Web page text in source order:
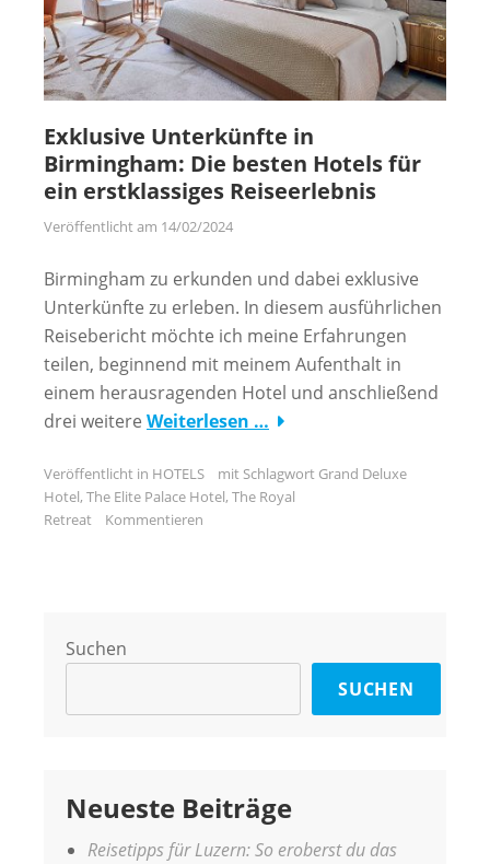
Exklusive Unterkünfte in
Birmingham: Die besten Hotels für
ein erstklassiges Reiseerlebnis
Veröffentlicht am 14/02/2024
Birmingham zu erkunden und dabei exklusive
Unterkünfte zu erleben. In diesem ausführlichen
Reisebericht möchte ich meine Erfahrungen
teilen, beginnend mit meinem Aufenthalt in
einem herausragenden Hotel und anschließend
drei weitere Weiterlesen …
Veröffentlicht in HOTELS mit Schlagwort Grand Deluxe
Hotel, The Elite Palace Hotel, The Royal
Retreat
Kommentieren
Suchen
SUCHEN
Neueste Beiträge
Reisetipps für Luzern: So eroberst du das